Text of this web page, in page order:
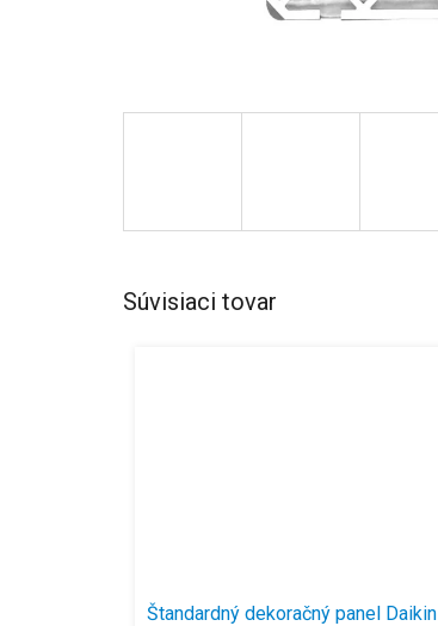
Súvisiaci tovar
Štandardný dekoračný panel Daikin